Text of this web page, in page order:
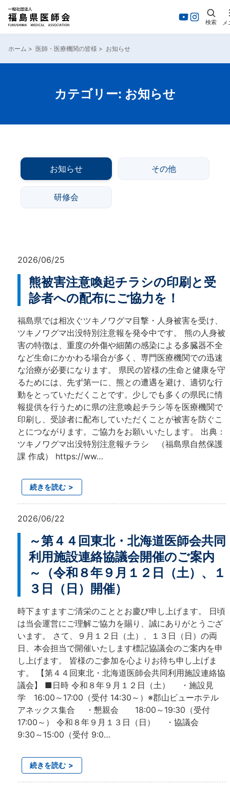
検索 メ
ホーム > 医師・医療機関の皆様 > お知らせ
カテゴリー: お知らせ
お知らせ その他
研修会
2026/06/25
熊被害注意喚起チラシの印刷と受
診者への配布にご協力を！
福島県では相次ぐツキノワグマ目撃・人身被害を受け、
ツキノワグマ出没特別注意報を発令中です。 熊の人身被
害の特徴は、重度の外傷や細菌の感染による多臓器不全
など生命にかかわる場合が多く、専門医療機関での迅速
な治療が必要になります。 県民の皆様の生命と健康を守
るためには、先ず第一に、熊との遭遇を避け、適切な行
動をとっていただくことです。少しでも多くの県民に情
報提供を行うために県の注意喚起チラシ等を医療機関で
印刷し、受診者に配布していただくことが被害を防ぐこ
とにつながります。ご協力をお願いいたします。 出典：
ツキノワグマ出没特別注意報チラシ （福島県自然保護
課 作成） https://ww…
続きを読む
2026/06/22
～第４４回東北・北海道医師会共同
利用施設連絡協議会開催のご案内
～（令和８年９月１２日（土）、１
３日（日）開催）
時下ますますご清栄のこととお慶び申し上げます。 日頃
は当会運営にご理解ご協力を賜り、誠にありがとうござ
います。 さて、９月１２日（土）、１３日（日）の両
日、本会担当で開催いたします標記協議会のご案内を申
し上げます。 皆様のご参加を心よりお待ち申し上げま
す。 【第４４回東北・北海道医師会共同利用施設連絡協
議会】 ■日時 令和８年９月１２日（土） ・施設見
学 16:00～17:00（受付 14:30～）※郡山ビューホテル
アネックス集合 ・懇親会 18:00～19:30（受付
17:00～） 令和８年９月１３日（日） ・協議会
9:30～15:00（受付 9:0…
続きを読む